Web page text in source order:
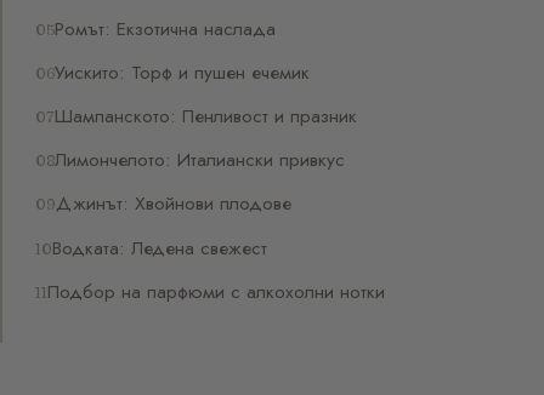
Ромът: Екзотична наслада
Уискито: Торф и пушен ечемик
Шампанското: Пенливост и празник
Лимончелото: Италиански привкус
Джинът: Хвойнови плодове
Водката: Ледена свежест
Подбор на парфюми с алкохолни нотки